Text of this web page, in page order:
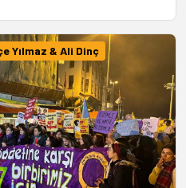
Yılmaz & Ali Dinç